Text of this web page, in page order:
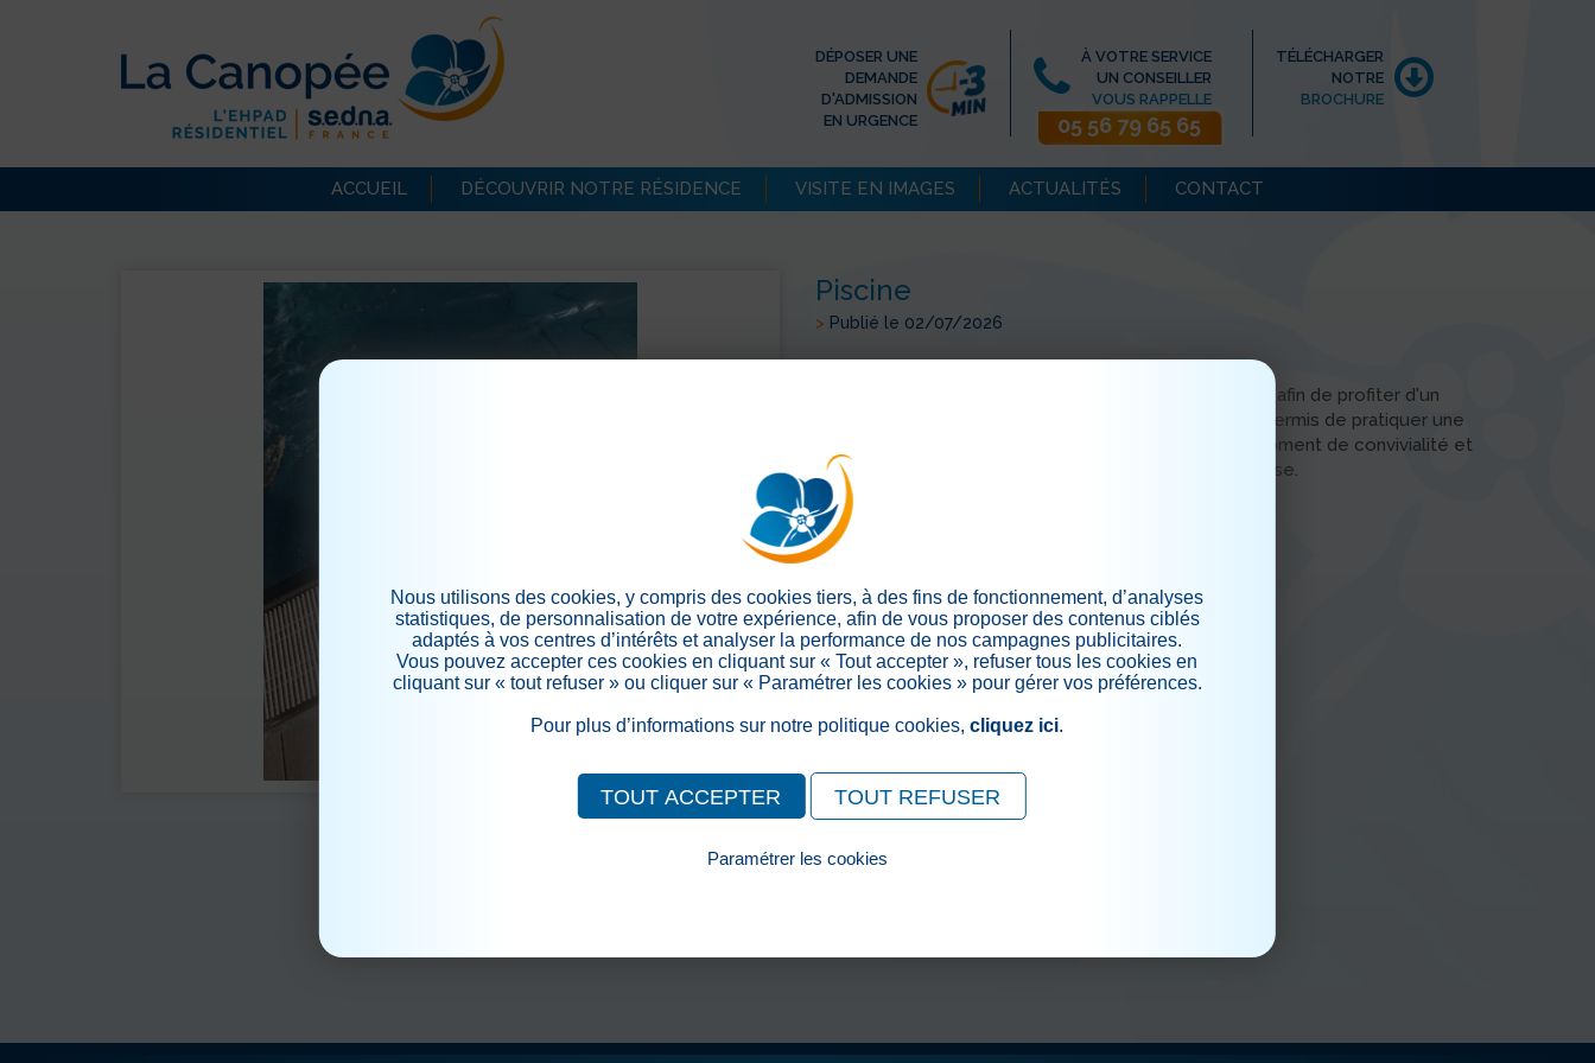
DÉPOSER UNE
DEMANDE
D'ADMISSION
EN URGENCE
À VOTRE SERVICE
UN CONSEILLER
VOUS RAPPELLE
05 56 79 65 65
TÉLÉCHARGER
NOTRE
BROCHURE
ACCUEIL DÉCOUVRIR NOTRE RÉSIDENCE VISITE EN IMAGES ACTUALITÉS CONTACT
Piscine
> Publié le 02/07/2026
Des résidents se sont rendus à la piscine de Mérignac afin de profiter d'un
moment de détente et de loisirs. Cette sortie leur a permis de pratiquer une
activité physique adaptée, de partager un agréable moment de convivialité et
de passer un après-midi dans une ambiance chaleureuse.
> Retour aux actualités
Nous utilisons des cookies, y compris des cookies tiers, à des fins de fonctionnement, d’analyses
statistiques, de personnalisation de votre expérience, afin de vous proposer des contenus ciblés
adaptés à vos centres d’intérêts et analyser la performance de nos campagnes publicitaires.
Vous pouvez accepter ces cookies en cliquant sur « Tout accepter », refuser tous les cookies en
cliquant sur « tout refuser » ou cliquer sur « Paramétrer les cookies » pour gérer vos préférences.
Pour plus d’informations sur notre politique cookies,cliquez ici.
TOUT ACCEPTER TOUT REFUSER
Paramétrer les cookies